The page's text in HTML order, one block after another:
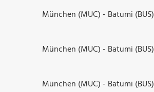
München (MUC) - Batumi (BUS)
München (MUC) - Batumi (BUS)
München (MUC) - Batumi (BUS)